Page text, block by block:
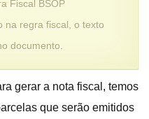
Fiscal BSOP
na regra fiscal, o texto
documento.
gerar a nota fiscal, temos
que serão emitidos